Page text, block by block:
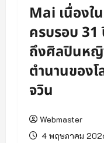
Mai เนื่องใน
ครบรอบ 31
ถึงศิลปินหญิ
ตำนานของโ
จวิน
Webmaster
4 พฤษภาคม